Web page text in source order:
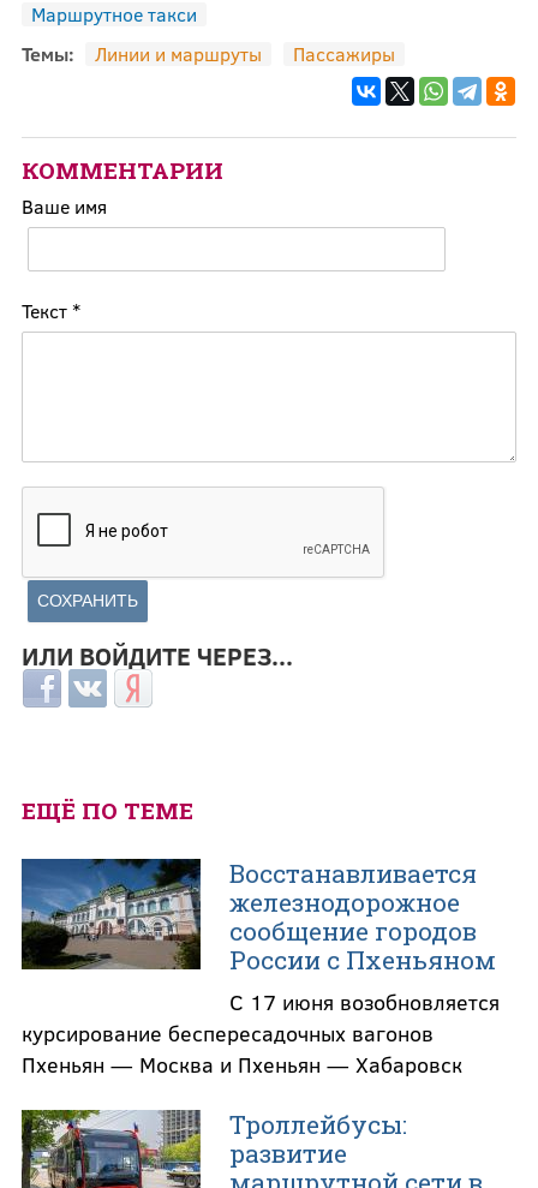
Маршрутное такси
Темы:
Линии и маршруты Пассажиры
КОММЕНТАРИИ
Ваше имя
Текст *
ИЛИ ВОЙДИТЕ ЧЕРЕЗ...
Login with Facebook
Login with ВКонтакте
Login with Яндекс
ЕЩЁ ПО ТЕМЕ
Восстанавливается
железнодорожное
сообщение городов
России с Пхеньяном
С 17 июня возобновляется
курсирование беспересадочных вагонов
Пхеньян — Москва и Пхеньян — Хабаровск
Троллейбусы:
развитие